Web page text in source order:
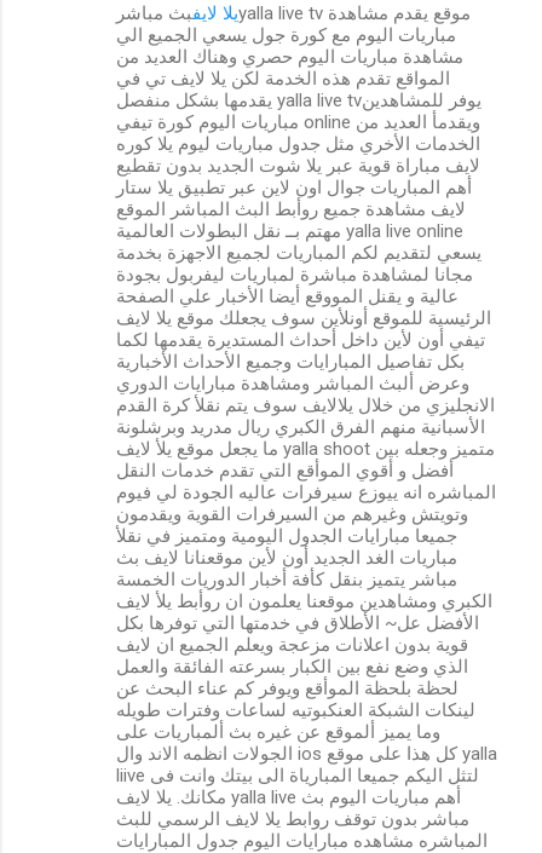
يلا لايفبث مباشرyalla live tv موقع يقدم مشاهدة
مباريات اليوم مع كورة جول يسعي الجميع الي
مشاهدة مباريات اليوم حصري وهناك العديد من
المواقع تقدم هذه الخدمة لكن يلا لايف تي في
يقدمها بشكل منفصل yalla live tvيوفر للمشاهدين
مباريات اليوم كورة تيفي online ويقدمأ العديد من
الخدمات الأخري مثل جدول مباريات ليوم يلا كوره
لايف مباراة قوية عبر يلا شوت الجديد بدون تقطيع
أهم المباريات جوال اون لاين عبر تطبيق يلا ستار
لايف مشاهدة جميع روأبط البث المباشر الموقع
مهتم بــ نقل البطولات العالمية yalla live online
يسعي لتقديم لكم المباريات لجميع الاجهزة بخدمة
مجانا لمشاهدة مباشرة لمباريات ليفربول بجودة
عالية و يقنل المووقع أيضا الأخبار علي الصفحة
الرئيسية للموقع أونلأين سوف يجعلك موقع يلا لايف
تيفي أون لأين داخل أحداث المستديرة يقدمها لكما
بكل تفاصيل المبارايات وجميع الأحداث الأخبارية
وعرض ألبث المباشر ومشاهدة مبارايات الدوري
الانجليزي من خلال يلالايف سوف يتم نقلأ كرة القدم
الأسبانية منهم الفرق الكبري ريال مدريد وبرشلونة
ما يجعل موقع يلأ لايف yalla shoot متميز وجعله بين
أفضل و أقوي الموأقع التي تقدم خدمات النقل
المباشره انه ييوزع سيرفرات عاليه الجودة لي فيوم
وتويتش وغيرهم من السيرفرات القوية ويقدمون
جميعا مبارايات الجدول اليومية ومتميز في نقلأ
مباريات الغد الجديد أون لأين موقعنانا لايف بث
مباشر يتميز بنقل كأفة أخبار الدوريات الخمسة
الكبري ومشاهدين موقعنا يعلمون ان روأبط يلأ لايف
الأفضل عل~ الأطلاق في خدمتها التي توفرها بكل
قوية بدون اعلانات مزعجة ويعلم الجميع ان لايف
الذي وضع نفع بين الكبار بسرعته الفائقة والعمل
لحظة بلحظة الموأقع ويوفر كم عناء البحث عن
لينكات الشبكة العنكبوتيه لساعات وفترات طويله
وما يميز ألموقع عن غيره بث ألمباريات على
الجولات انظمه الاند وال ios كل هذا على موقع yalla
liive لتثل اليكم جميعا المبارياة الى بيتك وانت فى
مكانك. يلا لايف yalla live أهم مباريات اليوم بث
مباشر بدون توقف روابط يلا لايف الرسمي للبث
المباشره مشاهده مبارايات اليوم جدول المبارايات